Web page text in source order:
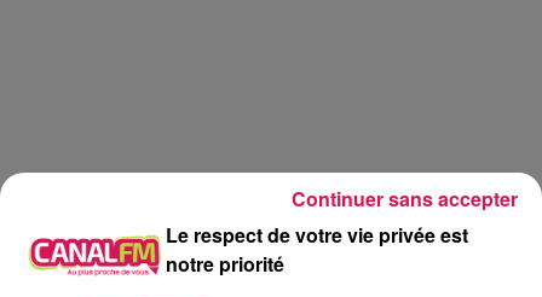
Le respect de votre vie privée est
notre priorité
Continuer sans accepter